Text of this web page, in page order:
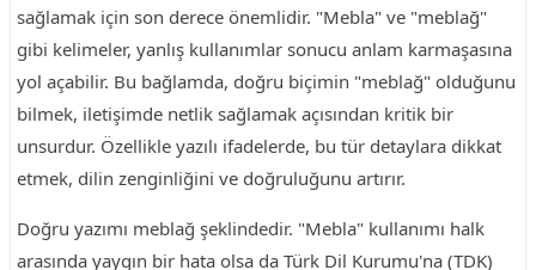
sağlamak için son derece önemlidir. "Mebla" ve "meblağ"
gibi kelimeler, yanlış kullanımlar sonucu anlam karmaşasına
yol açabilir. Bu bağlamda, doğru biçimin "meblağ" olduğunu
bilmek, iletişimde netlik sağlamak açısından kritik bir
unsurdur. Özellikle yazılı ifadelerde, bu tür detaylara dikkat
etmek, dilin zenginliğini ve doğruluğunu artırır.
Doğru yazımı meblağ şeklindedir. "Mebla" kullanımı halk
arasında yaygın bir hata olsa da Türk Dil Kurumu'na (TDK)